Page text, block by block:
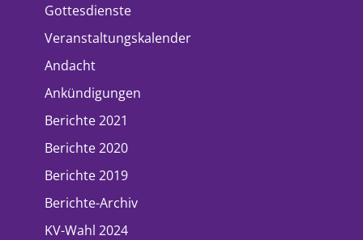
Gottesdienste
Veranstaltungskalender
Andacht
Ankündigungen
Berichte 2021
Berichte 2020
Berichte 2019
Berichte-Archiv
KV-Wahl 2024